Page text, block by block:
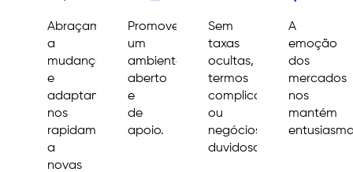
Abraçamos
a
mudança
e
adaptamo-
nos
rapidamente
a
novas
Promovemos
um
ambiente
aberto
e
de
apoio.
Sem
taxas
ocultas,
termos
complicados
ou
negócios
duvidosos.
A
emoção
dos
mercados
nos
mantém